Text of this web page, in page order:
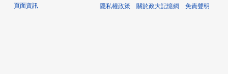
頁面資訊
隱私權政策 關於政大記憶網 免責聲明